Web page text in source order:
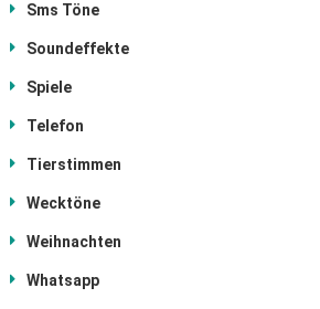
Sms Töne
Soundeffekte
Spiele
Telefon
Tierstimmen
Wecktöne
Weihnachten
Whatsapp